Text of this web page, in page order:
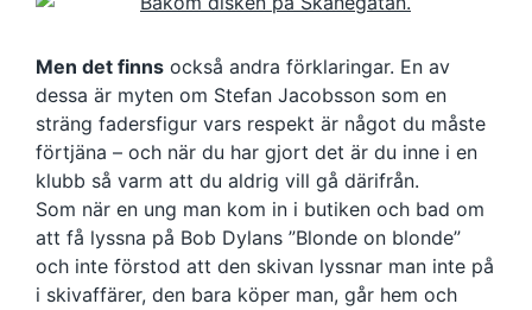
Men det finns också andra förklaringar. En av
dessa är myten om Stefan Jacobsson som en
sträng fadersfigur vars respekt är något du måste
förtjäna – och när du har gjort det är du inne i en
klubb så varm att du aldrig vill gå därifrån.
Som när en ung man kom in i butiken och bad om
att få lyssna på Bob Dylans ”Blonde on blonde”
och inte förstod att den skivan lyssnar man inte på
i skivaffärer, den bara köper man, går hem och